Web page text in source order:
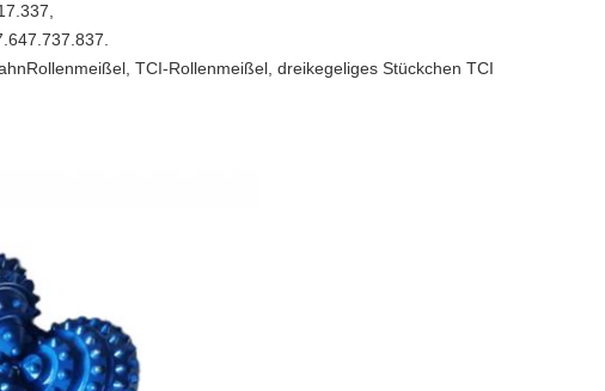
TCI-Rollenmeißel, dreikegeliges Stückchen TCI